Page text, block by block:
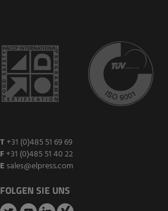
T +31 (0)485 51 69 69
F+31 (0)485 51 40 22
E sales@elpress.com
FOLGEN SIE UNS